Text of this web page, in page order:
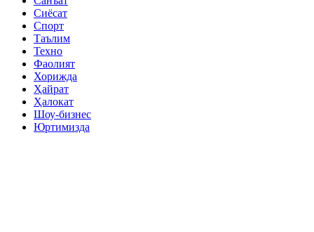
Сиёсат
Спорт
Таълим
Техно
Фаолият
Хорижда
Ҳайрат
Ҳалокат
Шоу-бизнес
Юртимизда